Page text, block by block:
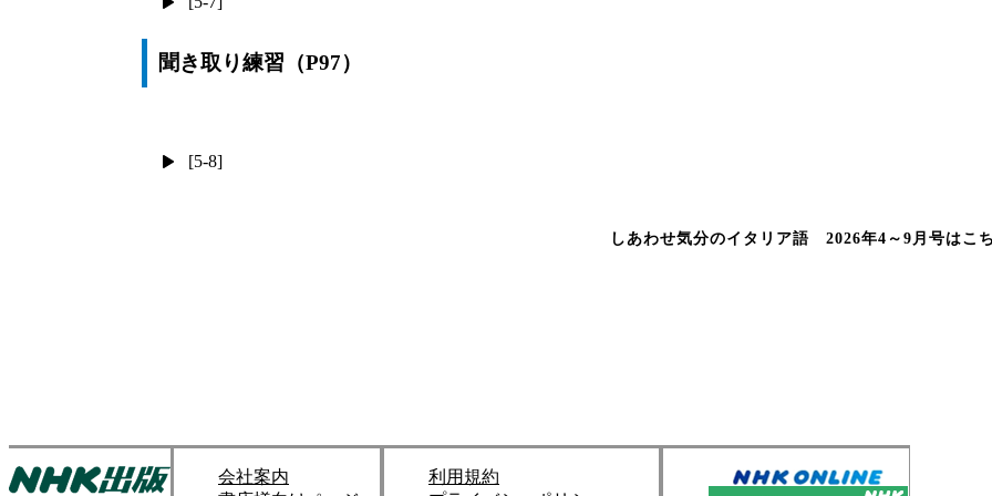
聞き取り練習（P97）
[5-8]
しあわせ気分のイタリア語 2026年4～9月号はこ
会社案内
利用規約